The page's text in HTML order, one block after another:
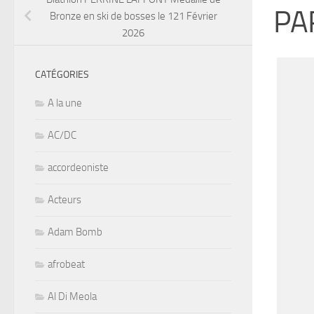
Bronze en ski de bosses le 121 Février
2026
CATÉGORIES
A la une
AC/DC
accordeoniste
Acteurs
Adam Bomb
afrobeat
Al Di Meola